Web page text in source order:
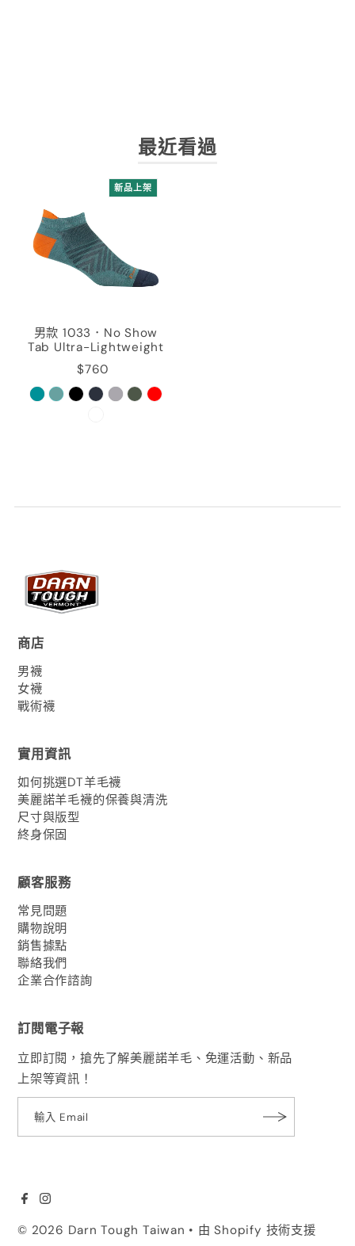
最近看過
新品上架
男款 1033．No Show
Tab Ultra-Lightweight
$760
商店
男襪
女襪
戰術襪
實用資訊
如何挑選DT羊毛襪
美麗諾羊毛襪的保養與清洗
尺寸與版型
終身保固
顧客服務
常見問題
購物說明
銷售據點
聯絡我們
企業合作諮詢
訂閱電子報
立即訂閱，搶先了解美麗諾羊毛、免運活動、新品
上架等資訊！
© 2026 Darn Tough Taiwan • 由 Shopify 技術支援